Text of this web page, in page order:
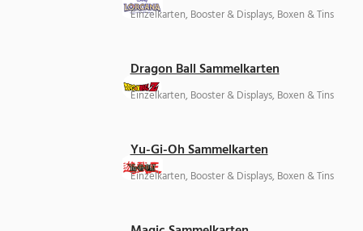
Einzelkarten, Booster & Displays, Boxen & Tins
Dragon Ball Sammelkarten
Einzelkarten, Booster & Displays, Boxen & Tins
Yu-Gi-Oh Sammelkarten
Einzelkarten, Booster & Displays, Boxen & Tins